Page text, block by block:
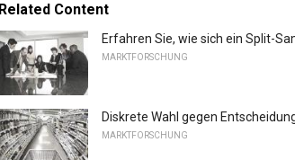
Related Content
Erfahren Sie, wie sich ein Split-
MARKTFORSCHUNG
Diskrete Wahl gegen
MARKTFORSCHUNG